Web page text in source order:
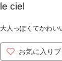
le ciel
大人っぽくてかわい
お気に入り